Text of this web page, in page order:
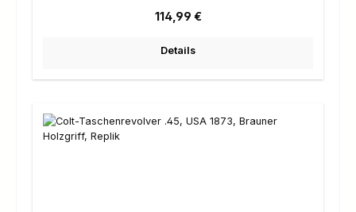
Regulärer Preis:
114,99 €
Details